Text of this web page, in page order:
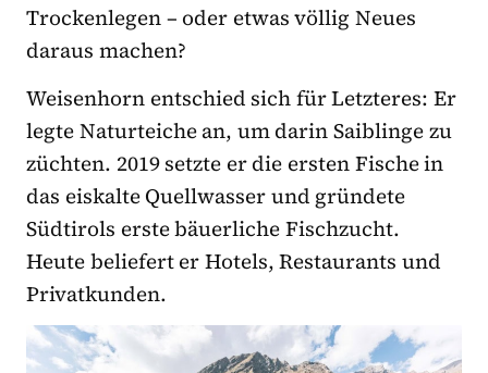
Trockenlegen – oder etwas völlig Neues
daraus machen?
Weisenhorn entschied sich für Letzteres: Er
legte Naturteiche an, um darin Saiblinge zu
züchten. 2019 setzte er die ersten Fische in
das eiskalte Quellwasser und gründete
Südtirols erste bäuerliche Fischzucht.
Heute beliefert er Hotels, Restaurants und
Privatkunden.